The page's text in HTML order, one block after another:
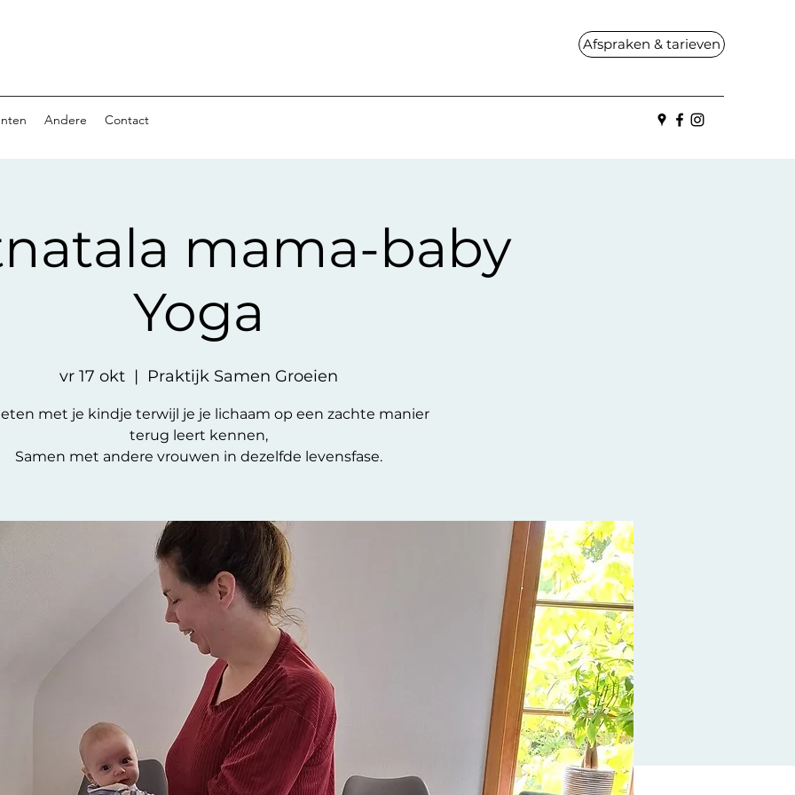
Afspraken & tarieven
Andere Contact
mama-baby
Yoga
vr 17 okt
  |
Praktijk Samen Groeien
met je kindje terwijl je je lichaam op een zachte manier
terug leert kennen,
Samen met andere vrouwen in dezelfde levensfase.